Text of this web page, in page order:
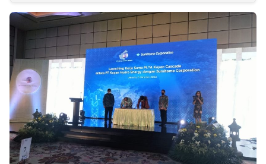
INDONESIA
Partner
Insight
NTB
Suara
Time
Lens
IDN
Daily
Jogja
Jalan
Rakyat
Idealita
News
Kita
Notice
Dinamikapost.com
Radar
Baru
Seedbacklink
Follow
Kabarbaru